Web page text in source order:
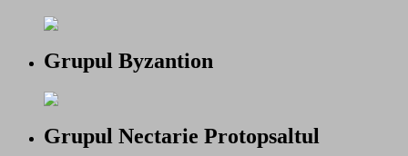
Grupul Byzantion
Grupul Nectarie Protopsaltul